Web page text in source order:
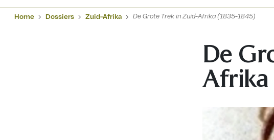
Home Dossiers Zuid-Afrika De Grote Trek in Zuid-Afrika (1835-1845)
De
Afrika